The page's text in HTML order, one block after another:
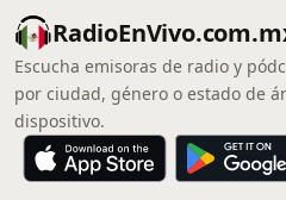
Escucha emisoras de radio y
por ciudad, género o estado de
dispositivo.